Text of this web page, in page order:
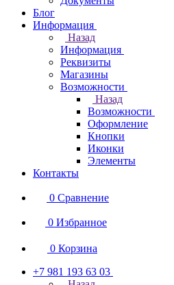
Блог
Информация
Назад
Информация
Реквизиты
Магазины
Возможности
Назад
Возможности
Оформление
Кнопки
Иконки
Элементы
Контакты
0 Сравнение
0 Избранное
0 Корзина
+7 981 193 63 03